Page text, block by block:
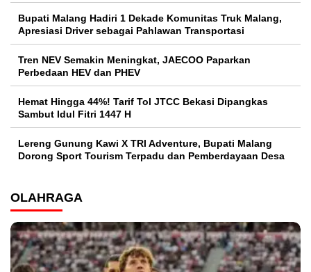
Bupati Malang Hadiri 1 Dekade Komunitas Truk Malang,
Apresiasi Driver sebagai Pahlawan Transportasi
Tren NEV Semakin Meningkat, JAECOO Paparkan
Perbedaan HEV dan PHEV
Hemat Hingga 44%! Tarif Tol JTCC Bekasi Dipangkas
Sambut Idul Fitri 1447 H
Lereng Gunung Kawi X TRI Adventure, Bupati Malang
Dorong Sport Tourism Terpadu dan Pemberdayaan Desa
OLAHRAGA